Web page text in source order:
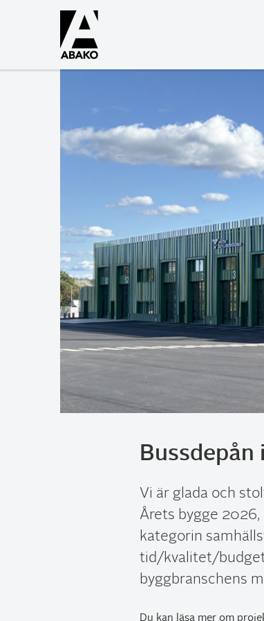
Vi är glada och
Årets bygge
kategorin
tid/kvalitet/
byggbranschens
Du kan läsa mer om